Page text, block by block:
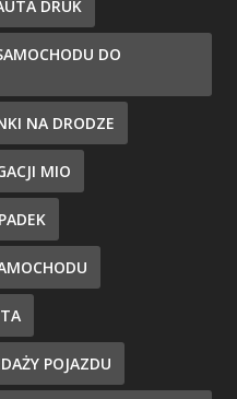
DRUK
DO
NA DRODZE
MIO
POJAZDU